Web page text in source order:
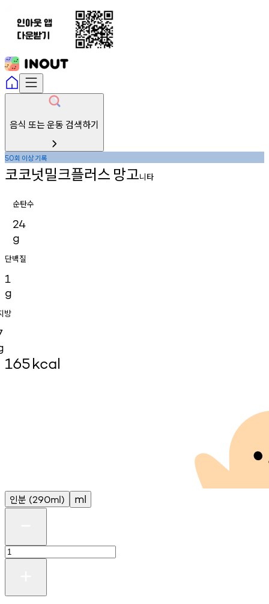
음식 또는 운동 검색하기
50회 이상기록
코코넛밀크플러스 망고니타
순탄수
24
g
단백질
1
g
방
165kcal
인분 (290ml) ml